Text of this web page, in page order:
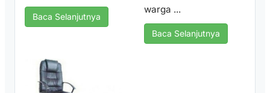
Baca Selanjutnya
warga ...
Baca Selanjutnya